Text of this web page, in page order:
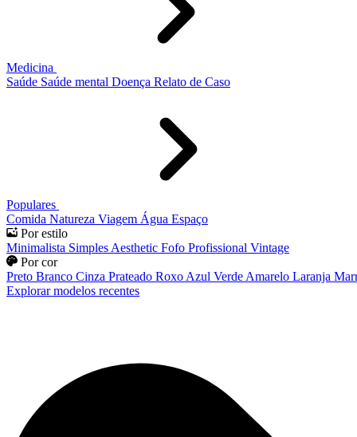
Medicina
Saúde Saúde mental Doença Relato de Caso
Populares
Comida Natureza Viagem Água Espaço
Por estilo
Minimalista Simples Aesthetic Fofo Profissional Vintage
Por cor
Preto Branco Cinza Prateado Roxo Azul Verde Amarelo Laranja
Explorar modelos recentes